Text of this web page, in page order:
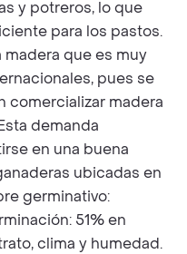
y potreros, lo que
para los pastos.
que es muy
pues se
comercializar madera
demanda
en una buena
ubicadas en
germinativo:
51% en
clima y humedad.